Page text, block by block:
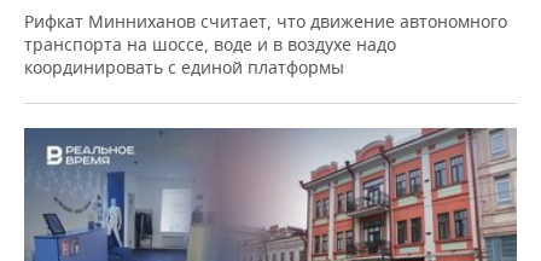
Рифкат Минниханов считает, что движение автономного
транспорта на шоссе, воде и в воздухе надо
координировать с единой платформы